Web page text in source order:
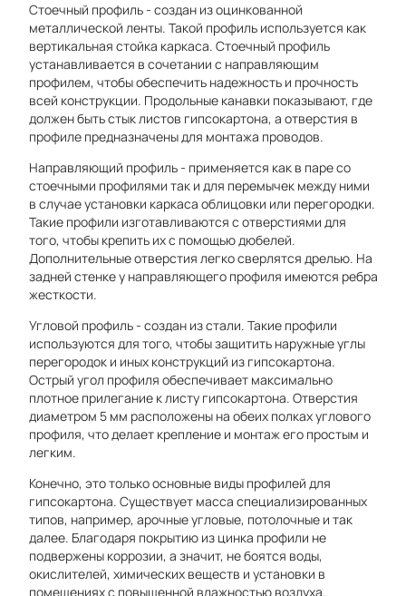
Стоечный профиль - создан из оцинкованной
металлической ленты. Такой профиль используется как
вертикальная стойка каркаса. Стоечный профиль
устанавливается в сочетании с направляющим
профилем, чтобы обеспечить надежность и прочность
всей конструкции. Продольные канавки показывают, где
должен быть стык листов гипсокартона, а отверстия в
профиле предназначены для монтажа проводов.
Направляющий профиль - применяется как в паре со
стоечными профилями так и для перемычек между ними
в случае установки каркаса облицовки или перегородки.
Такие профили изготавливаются с отверстиями для
того, чтобы крепить их с помощью дюбелей.
Дополнительные отверстия легко сверлятся дрелью. На
задней стенке у направляющего профиля имеются ребра
жесткости.
Угловой профиль - создан из стали. Такие профили
используются для того, чтобы защитить наружные углы
перегородок и иных конструкций из гипсокартона.
Острый угол профиля обеспечивает максимально
плотное прилегание к листу гипсокартона. Отверстия
диаметром 5 мм расположены на обеих полках углового
профиля, что делает крепление и монтаж его простым и
легким.
Конечно, это только основные виды профилей для
гипсокартона. Существует масса специализированных
типов, например, арочные угловые, потолочные и так
далее. Благодаря покрытию из цинка профили не
подвержены коррозии, а значит, не боятся воды,
окислителей, химических веществ и установки в
помещениях с повышенной влажностью воздуха.